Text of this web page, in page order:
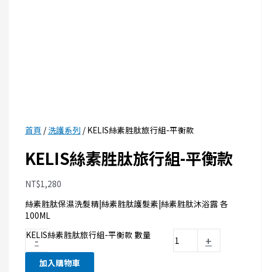
首頁 / 洗護系列 / KELIS絲素胜肽旅行組-平衡款
KELIS絲素胜肽旅行組-平衡款
NT$1,280
絲素胜肽保濕洗髮精|絲素胜肽護髮素|絲素胜肽沐浴露 各
100ML
-
KELIS絲素胜肽旅行組-平衡款 數量 +
加入購物車